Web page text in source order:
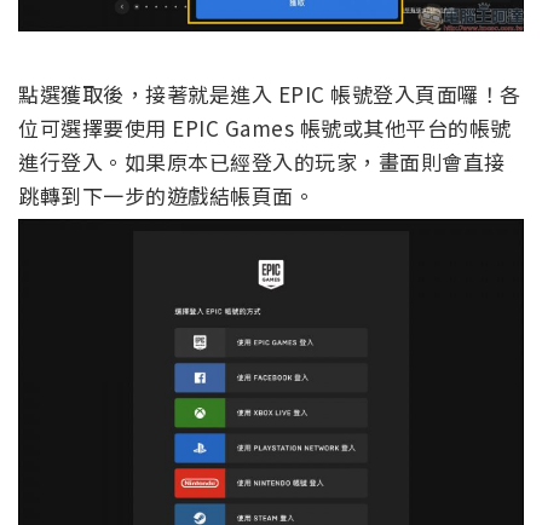
點選獲取後，接著就是進入 EPIC 帳號登入頁面囉！各
位可選擇要使用 EPIC Games 帳號或其他平台的帳號
進行登入。如果原本已經登入的玩家，畫面則會直接
跳轉到下一步的遊戲結帳頁面。